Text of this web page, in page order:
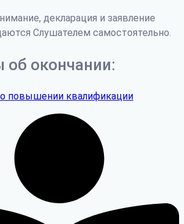
декларация и заявление
Слушателем самостоятельно.
окончании: